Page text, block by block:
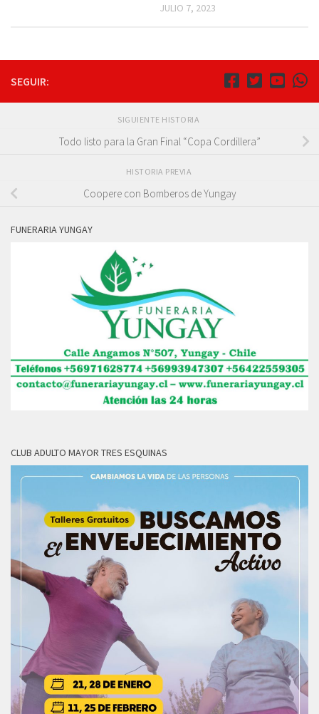
JULIO 7, 2023
SEGUIR:
SIGUIENTE HISTORIA
Todo listo para la Gran Final “Copa Cordillera”
HISTORIA PREVIA
Coopere con Bomberos de Yungay
FUNERARIA YUNGAY
CLUB ADULTO MAYOR TRES ESQUINAS